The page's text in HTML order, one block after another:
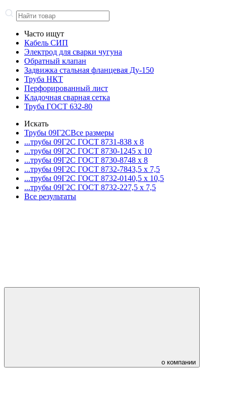
Часто ищут
Кабель СИП
Электрод для сварки чугуна
Обратный клапан
Задвижка стальная фланцевая Ду-150
Труба НКТ
Перфорированный лист
Кладочная сварная сетка
Труба ГОСТ 632-80
Искать
Трубы 09Г2СВсе размеры
...трубы 09Г2С ГОСТ 8731-838 x 8
...трубы 09Г2С ГОСТ 8730-1245 x 10
...трубы 09Г2С ГОСТ 8730-8748 x 8
...трубы 09Г2С ГОСТ 8732-7843,5 x 7,5
...трубы 09Г2С ГОСТ 8732-0140,5 x 10,5
...трубы 09Г2С ГОСТ 8732-227,5 x 7,5
Все результаты
о компании